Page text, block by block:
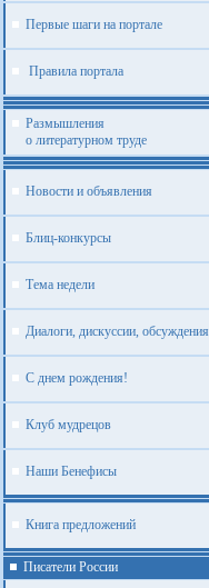
Первые шаги на портале
Правила портала
Размышления
о литературном труде
Новости и объявления
Блиц-конкурсы
Тема недели
Диалоги, дискуссии, обсуждения
С днем рождения!
Клуб мудрецов
Наши Бенефисы
Книга предложений
Писатели России